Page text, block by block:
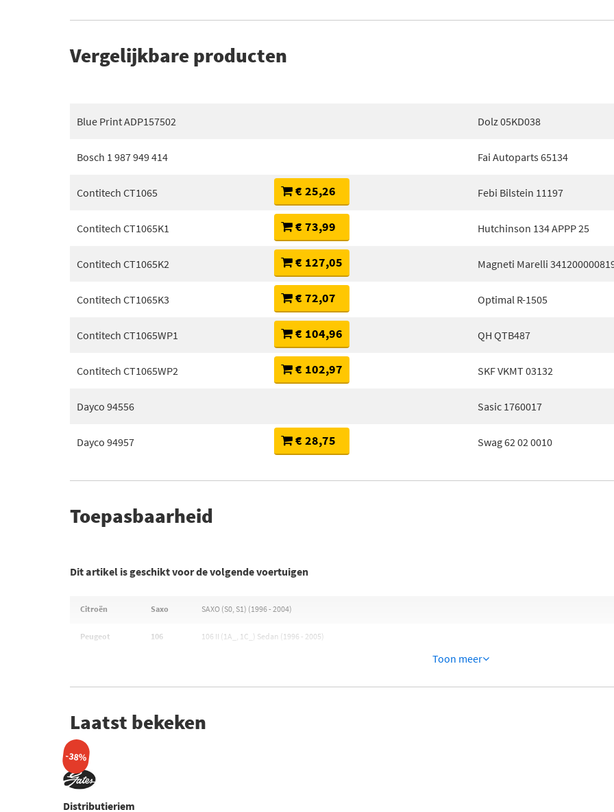
Vergelijkbare producten
Blue Print ADP157502
Bosch 1 987 949 414
Contitech CT1065 € 25,26
Contitech CT1065K1 € 73,99
Contitech CT1065K2 € 127,05
Contitech CT1065K3 € 72,07
Contitech CT1065WP1 € 104,96
Contitech CT1065WP2 € 102,97
Dayco 94556
Dayco 94957 € 28,75
Dolz 05KD038
Fai Autoparts 65134
Febi Bilstein 11197
Hutchinson 134 APPP 25
Magneti Marelli
Optimal R-1505
QH QTB487
SKF VKMT 03132
Sasic 1760017
Swag 62 02 0010
Toepasbaarheid
Dit artikel is geschikt voor de volgende voertuigen
Citroën Saxo SAXO (S0, S1) (1996 - 2004)
Peugeot 106 106 II (1A_, 1C_) Sedan (1996 - 2005)
Toon meer
Laatst bekeken
-38%
Distributieriem